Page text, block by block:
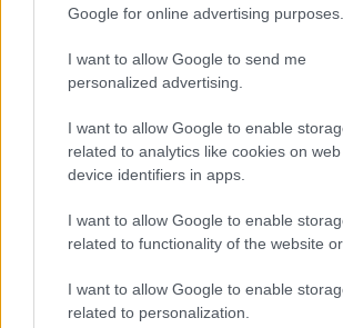
Google for online advertising purposes.
I want to allow Google to send me
personalized advertising.
I want to allow Google to enable
related to analytics like cookies on
device identifiers in apps.
I want to allow Google to enable
related to functionality of the website or
I want to allow Google to enable
related to personalization.
Pre exotické rastliny pestované vo
pomaly nastáva čas opustiť zimovisko.
totiž vyvolávajú začiatok rašenia nových
deje, len čo teplota vonku vystúpi nad 10
rastliny vytvorili pevné a zdravé výhony,
ešte určite skoro, ideálna teda bude